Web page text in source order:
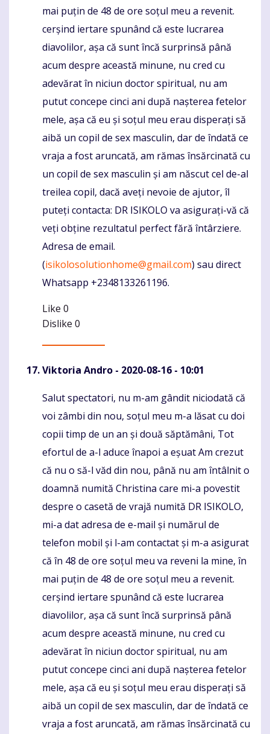
mai puțin de 48 de ore soțul meu a revenit.
cerșind iertare spunând că este lucrarea
diavolilor, așa că sunt încă surprinsă până
acum despre această minune, nu cred cu
adevărat în niciun doctor spiritual, nu am
putut concepe cinci ani după nașterea fetelor
mele, așa că eu și soțul meu erau disperați să
aibă un copil de sex masculin, dar de îndată ce
vraja a fost aruncată, am rămas însărcinată cu
un copil de sex masculin și am născut cel de-al
treilea copil, dacă aveți nevoie de ajutor, îl
puteți contacta: DR ISIKOLO va asigurați-vă că
veți obține rezultatul perfect fără întârziere.
Adresa de email.
(isikolosolutionhome@gmail.com) sau direct
Whatsapp +2348133261196.
Like 0
Dislike 0
Viktoria Andro - 2020-08-16 - 10:01
Komentaras
Salut spectatori, nu m-am gândit niciodată că
voi zâmbi din nou, soțul meu m-a lăsat cu doi
copii timp de un an și două săptămâni, Tot
efortul de a-l aduce înapoi a eșuat Am crezut
că nu o să-l văd din nou, până nu am întâlnit o
doamnă numită Christina care mi-a povestit
despre o casetă de vrajă numită DR ISIKOLO,
mi-a dat adresa de e-mail și numărul de
telefon mobil și l-am contactat și m-a asigurat
că în 48 de ore soțul meu va reveni la mine, în
mai puțin de 48 de ore soțul meu a revenit.
cerșind iertare spunând că este lucrarea
diavolilor, așa că sunt încă surprinsă până
acum despre această minune, nu cred cu
adevărat în niciun doctor spiritual, nu am
putut concepe cinci ani după nașterea fetelor
mele, așa că eu și soțul meu erau disperați să
aibă un copil de sex masculin, dar de îndată ce
vraja a fost aruncată, am rămas însărcinată cu